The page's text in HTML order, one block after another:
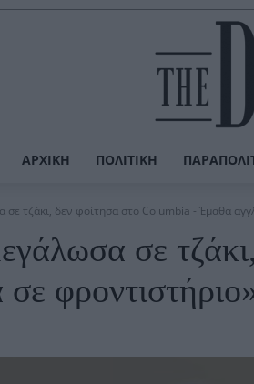
ΑΡΧΙΚΉ ΠΟΛΙΤΙΚΉ
σε τζάκι, δεν φοίτησα στο Columbia - Έμαθα
σε